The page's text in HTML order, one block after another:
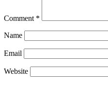
Comment *
Name
Email
Website